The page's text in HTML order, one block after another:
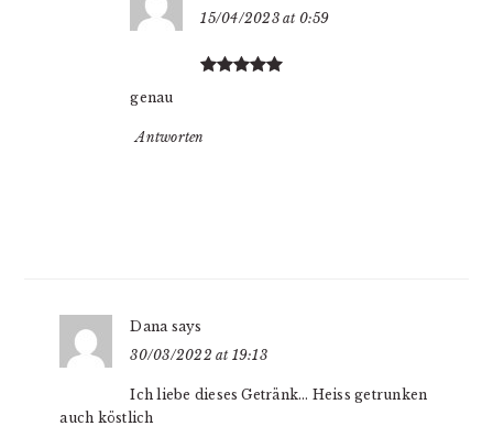
15/04/2023 at 0:59
genau
Antworten
Dana says
30/03/2022 at 19:13
Ich liebe dieses Getränk… Heiss getrunken
auch köstlich